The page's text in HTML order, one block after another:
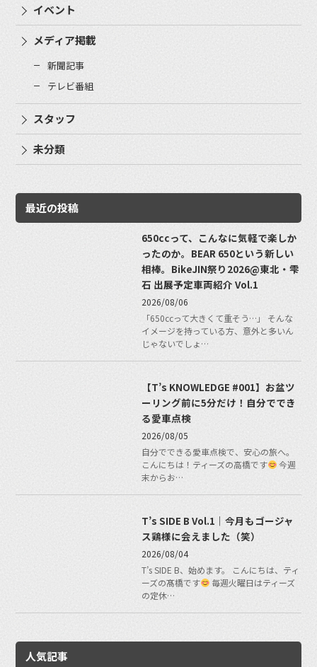
イベント
メディア掲載
新聞記事
テレビ番組
スタッフ
未分類
最近の投稿
650ccって、こんなに気軽で楽しか
ったのか。BEAR 650という新しい
相棒。BikeJIN祭り2026@東北・雫
石 出展予定車両紹介 Vol.1
2026/08/06
「650ccって大きくて重そう…」 そんな
イメージを持っている方、意外と多いん
じゃないでしょ…
【T’s KNOWLEDGE #001】お盆ツ
ーリング前に5分だけ！自分ででき
る愛車点検
2026/08/05
自分でできる愛車点検で、安心の旅へ。
こんにちは！ティーズの高橋です
今週
末からお…
T’s SIDE B Vol.1｜今月もゴージャ
ス鶏様に会えました（笑）
2026/08/04
T’s SIDE B、始めます。 こんにちは、ティ
ーズの髙橋です
毎週火曜日はティーズ
の定休…
人気記事